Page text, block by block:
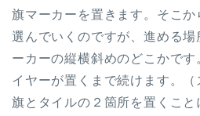
旗マーカーを置きます。そこか
選んでいくのですが、進める
ーカーの縦横斜めのどこかで
イヤーが置くまで続けます。
旗とタイルの２箇所を置くこと